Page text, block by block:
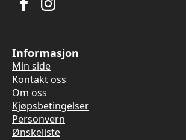
Informasjon
Min side
Kontakt oss
Om oss
Kjøpsbetingelser
Personvern
Ønskeliste